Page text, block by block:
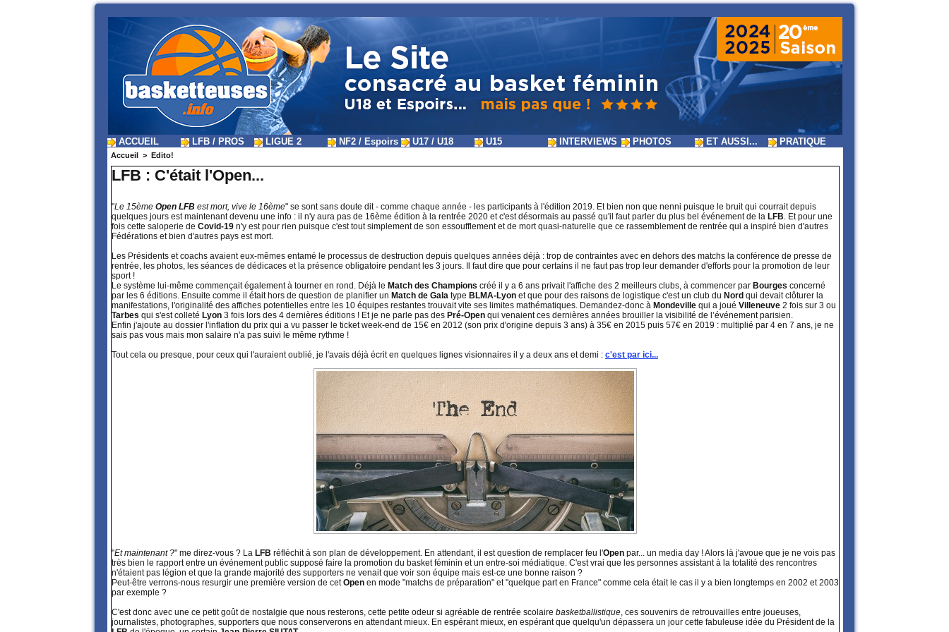
ACCUEIL LFB / PROS LIGUE 2 NF2 / Espoirs U17 / U18 U15 INTERVIEWS PHOTOS ET AUSSI... PRATIQUE
Accueil > Edito!
LFB : C'était l'Open...
"Le 15ème Open LFB est mort, vive le 16ème" se sont sans doute dit - comme chaque année - les participants à l'édition 2019. Et bien non que nenni puisque le bruit qui courrait depuis
quelques jours est maintenant devenu une info : il n'y aura pas de 16ème édition à la rentrée 2020 et c'est désormais au passé qu'il faut parler du plus bel événement de la LFB. Et pour une
fois cette saloperie de Covid-19 n'y est pour rien puisque c'est tout simplement de son essoufflement et de mort quasi-naturelle que ce rassemblement de rentrée qui a inspiré bien d'autres
Fédérations et bien d'autres pays est mort.
Les Présidents et coachs avaient eux-mêmes entamé le processus de destruction depuis quelques années déjà : trop de contraintes avec en dehors des matchs la conférence de presse de
rentrée, les photos, les séances de dédicaces et la présence obligatoire pendant les 3 jours. Il faut dire que pour certains il ne faut pas trop leur demander d'efforts pour la promotion de leur
sport !
Le système lui-même commençait également à tourner en rond. Déjà le Match des Champions créé il y a 6 ans privait l'affiche des 2 meilleurs clubs, à commencer par Bourges concerné
par les 6 éditions. Ensuite comme il était hors de question de planifier un Match de Gala type BLMA-Lyon et que pour des raisons de logistique c'est un club du Nord qui devait clôturer la
manifestations, l'originalité des affiches potentielles entre les 10 équipes restantes trouvait vite ses limites mathématiques. Demandez-donc à Mondeville qui a joué Villeneuve 2 fois sur 3 ou
Tarbes qui s'est colleté Lyon 3 fois lors des 4 dernières éditions ! Et je ne parle pas des Pré-Open qui venaient ces dernières années brouiller la visibilité de l’événement parisien.
Enfin j'ajoute au dossier l'inflation du prix qui a vu passer le ticket week-end de 15€ en 2012 (son prix d'origine depuis 3 ans) à 35€ en 2015 puis 57€ en 2019 : multiplié par 4 en 7 ans, je ne
sais pas vous mais mon salaire n'a pas suivi le même rythme !
Tout cela ou presque, pour ceux qui l'auraient oublié, je l'avais déjà écrit en quelques lignes visionnaires il y a deux ans et demi : c'est par ici...
"Et maintenant ?" me direz-vous ? La LFB réfléchit à son plan de développement. En attendant, il est question de remplacer feu l'Open par... un media day ! Alors là j'avoue que je ne vois pas
très bien le rapport entre un événement public supposé faire la promotion du basket féminin et un entre-soi médiatique. C'est vrai que les personnes assistant à la totalité des rencontres
n'étaient pas légion et que la grande majorité des supporters ne venait que voir son équipe mais est-ce une bonne raison ?
Peut-être verrons-nous resurgir une première version de cetOpen en mode "matchs de préparation" et "quelque part en France" comme cela était le cas il y a bien longtemps en 2002 et 2003
par exemple ?
C'est donc avec une ce petit goût de nostalgie que nous resterons, cette petite odeur si agréable de rentrée scolaire basketballistique, ces souvenirs de retrouvailles entre joueuses,
journalistes, photographes, supporters que nous conserverons en attendant mieux. En espérant mieux, en espérant que quelqu'un dépassera un jour cette fabuleuse idée du Président de la